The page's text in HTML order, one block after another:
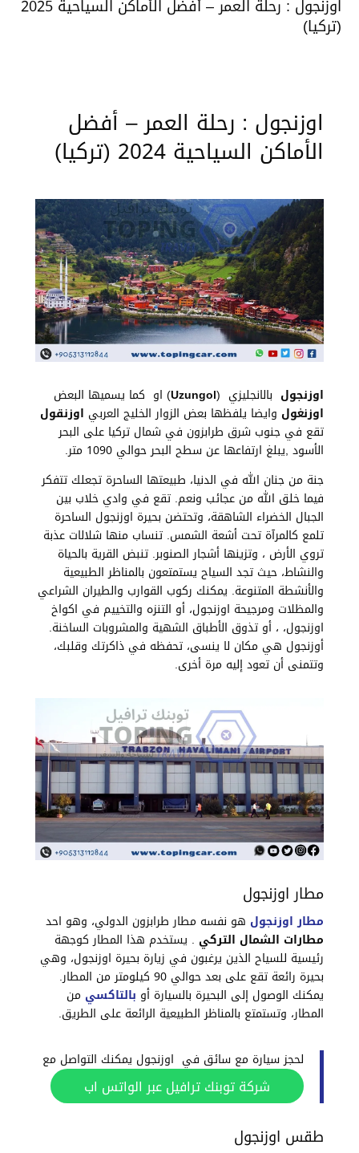
اوزنجول : رحلة العمر – أفضل الأماكن السياحية 2025
(تركيا)
اوزنجول : رحلة العمر – أفضل
الأماكن السياحية 2024 (تركيا)
اوزنجول بالانجليزي (Uzungol) او كما يسميها البعض
اوزنغول وايضا يلفظها بعض الزوار الخليج العربي اوزنقول
تقع في جنوب شرق طرابزون في شمال تركيا على البحر
الأسود ,يبلغ ارتفاعها عن سطح البحر حوالي 1090 متر.
جنة من جنان الله في الدنيا، طبيعتها الساحرة تجعلك تتفكر
فيما خلق الله من عجائب ونعم. تقع في وادي خلاب بين
الجبال الخضراء الشاهقة، وتحتضن بحيرة اوزنجول الساحرة
تلمع كالمرآة تحت أشعة الشمس. تنساب منها شلالات عذبة
تروي الأرض ، وتزينها أشجار الصنوبر. تنبض القرية بالحياة
والنشاط، حيث تجد السياح يستمتعون بالمناظر الطبيعية
والأنشطة المتنوعة. يمكنك ركوب القوارب والطيران الشراعي
والمظلات ومرجيحة اوزنجول، أو التنزه والتخييم في اكواخ
اوزنجول، ، أو تذوق الأطباق الشهية والمشروبات الساخنة.
أوزنجول هي مكان لا ينسى، تحفظه في ذاكرتك وقلبك،
وتتمنى أن تعود إليه مرة أخرى.
مطار اوزنجول
مطار اوزنجول هو نفسه مطار طرابزون الدولي، وهو احد
مطارات الشمال التركي . يستخدم هذا المطار كوجهة
رئيسية للسياح الذين يرغبون في زيارة بحيرة اوزنجول، وهي
بحيرة رائعة تقع على بعد حوالي 90 كيلومتر من المطار.
يمكنك الوصول إلى البحيرة بالسيارة أو بالتاكسي من
المطار، وتستمتع بالمناظر الطبيعية الرائعة على الطريق.
لحجز سيارة مع سائق في اوزنجول يمكنك التواصل مع
شركة توبنك ترافيل عبر الواتس اب
طقس اوزنجول